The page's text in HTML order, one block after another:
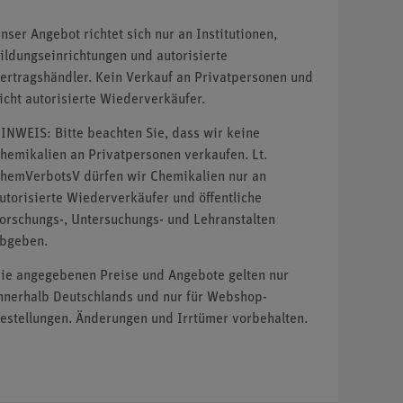
Angebot richtet sich nur an Institutionen,
und autorisierte
Kein Verkauf an Privatpersonen und
autorisierte Wiederverkäufer.
Bitte beachten Sie, dass wir keine
an Privatpersonen verkaufen. Lt.
dürfen wir Chemikalien nur an
Wiederverkäufer und öffentliche
, Untersuchungs- und Lehranstalten
angegebenen Preise und Angebote gelten nur
Deutschlands und nur für Webshop-
Änderungen und Irrtümer vorbehalten.